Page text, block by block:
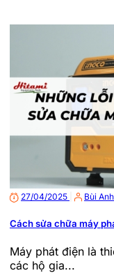
27/04/2025 Bùi
Cách sửa chữa máy
Máy phát điện là
các hộ gia...